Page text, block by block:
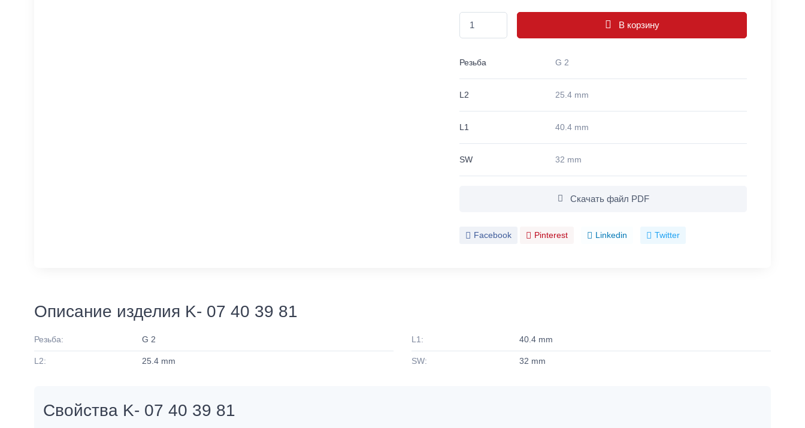
В корзину
Резьба G 2
L2 25.4 mm
L1 40.4 mm
SW 32 mm
Скачать файл PDF
Facebook Pinterest Linkedin Twitter
Описание изделия K- 07 40 39 81
Резьба: G 2
L2: 25.4 mm
L1: 40.4 mm
SW: 32 mm
Свойства K- 07 40 39 81